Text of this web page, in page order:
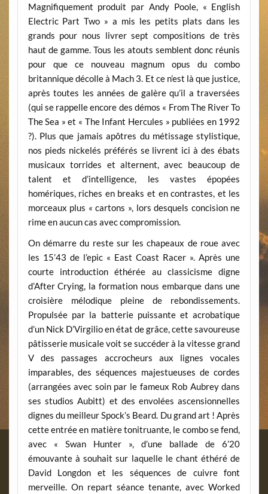
Magnifiquement produit par Andy Poole, « English
Electric Part Two » a mis les petits plats dans les
grands pour nous livrer sept compositions de très
haut de gamme. Tous les atouts semblent donc réunis
pour que ce nouveau magnum opus du combo
britannique décolle à Mach 3. Et ce n’est là que justice,
après toutes les années de galère qu’il a traversées
(qui se rappelle encore des démos « From The River To
The Sea » et « The Infant Hercules » publiées en 1992
?). Plus que jamais apôtres du métissage stylistique,
nos pieds nickelés préférés se livrent ici à des ébats
musicaux torrides et alternent, avec beaucoup de
talent et d’intelligence, les vastes épopées
homériques, riches en breaks et en contrastes, et les
morceaux plus « cartons », lors desquels concision ne
rime en aucun cas avec compromission.
On démarre du reste sur les chapeaux de roue avec
les 15’43 de l’epic « East Coast Racer ». Après une
courte introduction éthérée au classicisme digne
d’After Crying, la formation nous embarque dans une
croisière mélodique pleine de rebondissements.
Propulsée par la batterie puissante et acrobatique
d’un Nick D’Virgilio en état de grâce, cette savoureuse
pâtisserie musicale voit se succéder à la vitesse grand
V des passages accrocheurs aux lignes vocales
imparables, des séquences majestueuses de cordes
(arrangées avec soin par le fameux Rob Aubrey dans
ses studios Aubitt) et des envolées ascensionnelles
dignes du meilleur Spock’s Beard. Du grand art ! Après
cette entrée en matière tonitruante, le combo se fend,
avec « Swan Hunter », d’une ballade de 6’20
émouvante à souhait sur laquelle le chant éthéré de
David Longdon et les séquences de cuivre font
merveille. On repart séance tenante, avec Worked